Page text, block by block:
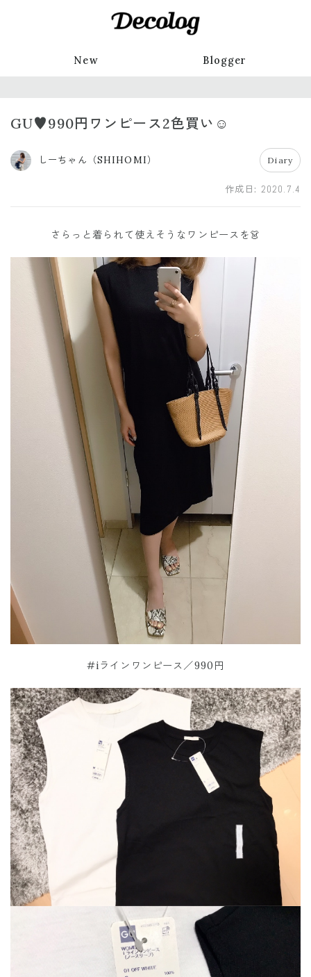
New Blogger
GU♥︎990円ワンピース2色買い☺️
しーちゃん（SHIHOMI） Diary
作成日: 2020.7.4
さらっと着られて使えそうなワンピースを👗
#iラインワンピース／990円